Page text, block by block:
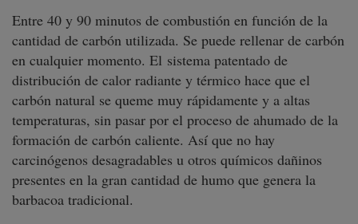
Entre 40 y 90 minutos de combustión en función de la
cantidad de carbón utilizada. Se puede rellenar de carbón
en cualquier momento. El sistema patentado de
distribución de calor radiante y térmico hace que el
carbón natural se queme muy rápidamente y a altas
temperaturas, sin pasar por el proceso de ahumado de la
formación de carbón caliente. Así que no hay
carcinógenos desagradables u otros químicos dañinos
presentes en la gran cantidad de humo que genera la
barbacoa tradicional.